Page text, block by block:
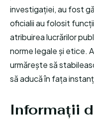
investigației, au fost
oficialii au folosit
atribuirea lucrărilor
norme legale și etice.
urmărește să
să aducă în fața
Informații